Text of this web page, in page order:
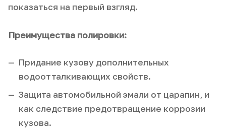
показаться на первый взгляд.
Преимущества полировки:
Придание кузову дополнительных
водоотталкивающих свойств.
Защита автомобильной эмали от царапин, и
как следствие предотвращение коррозии
кузова.